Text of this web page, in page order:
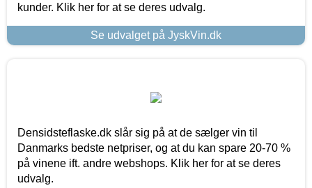
kunder. Klik her for at se deres udvalg.
Se udvalget på JyskVin.dk
Densidsteflaske.dk slår sig på at de sælger vin til
Danmarks bedste netpriser, og at du kan spare 20-70 %
på vinene ift. andre webshops. Klik her for at se deres
udvalg.